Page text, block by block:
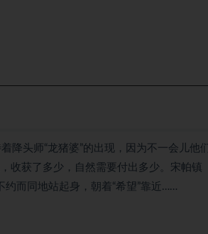
头师“龙猪婆”的出现，因为不一会儿他们
收获了多少，自然需要付出多少。宋帕镇
而同地站起身，朝着“希望”靠近……